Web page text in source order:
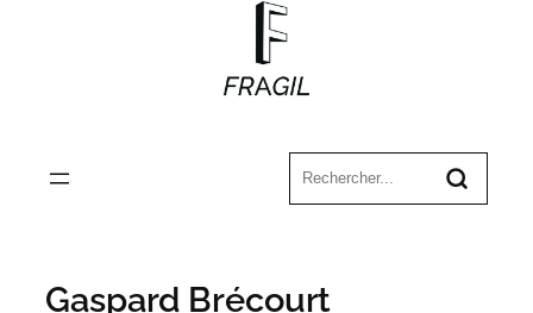
Gaspard Brécourt